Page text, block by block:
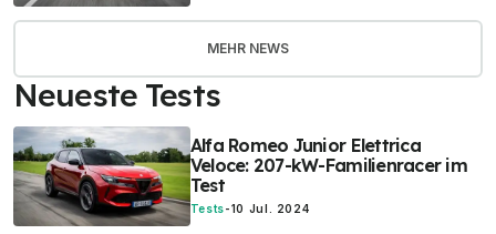
MEHR NEWS
Neueste Tests
Alfa Romeo Junior Elettrica
Veloce: 207-kW-Familienracer im
Test
Tests-10 Jul. 2024